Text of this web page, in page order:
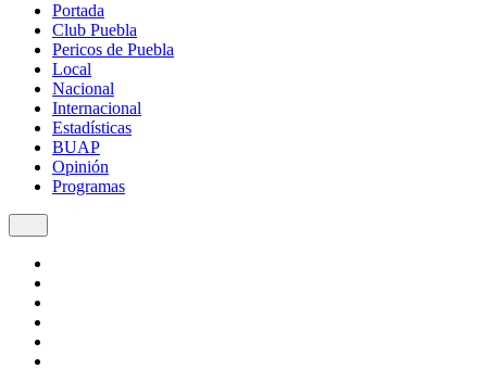
Portada
Club Puebla
Pericos de Puebla
Local
Nacional
Internacional
Estadísticas
BUAP
Opinión
Programas